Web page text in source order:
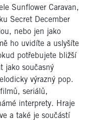
Sunflower Caravan,
Secret December
nebo jen jako
ho uvidíte a uslyšíte
potřebujete bližší
jako současný
výrazný pop.
seriálů,
interprety. Hraje
a také je součástí